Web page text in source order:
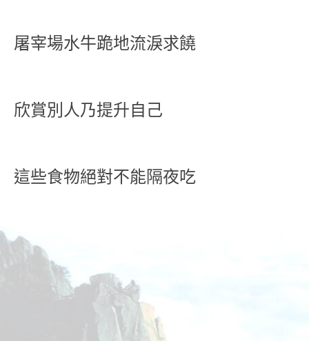
屠宰場水牛跪地流淚求饒
欣賞別人乃提升自己
這些食物絕對不能隔夜吃